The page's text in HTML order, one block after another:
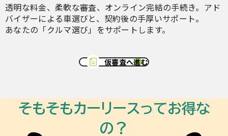
透明な料金、柔軟な審査、オンライン完結の手続き。アド
バイザーによる車選びと、契約後の手厚いサポート。
あなたの「クルマ選び」をサポートします。
仮審査へ進む
そもそもカーリースってお得な
の？